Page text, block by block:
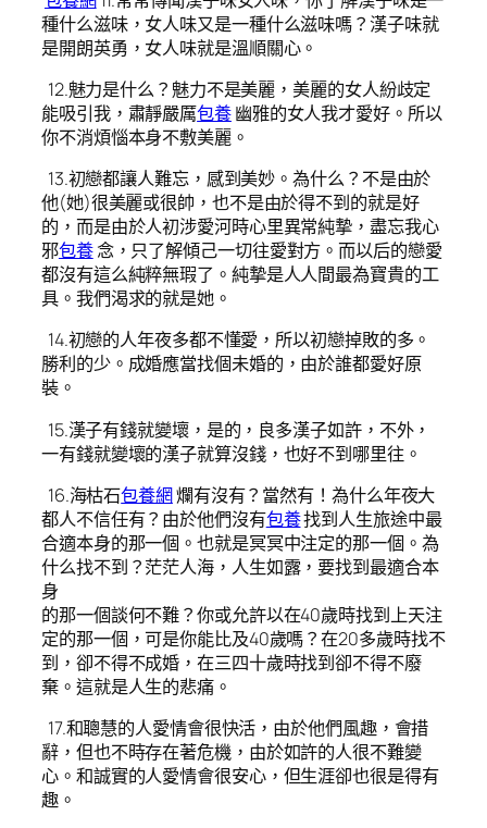
種什么滋味，女人味又是一種什么滋味嗎？漢子味就
是開朗英勇，女人味就是溫順關心。
12.魅力是什么？魅力不是美麗，美麗的女人紛歧定
能吸引我，肅靜嚴厲包養幽雅的女人我才愛好。所以
你不消煩惱本身不敷美麗。
13.初戀都讓人難忘，感到美妙。為什么？不是由於
他(她)很美麗或很帥，也不是由於得不到的就是好
的，而是由於人初涉愛河時心里異常純摯，盡忘我心
邪包養念，只了解傾己一切往愛對方。而以后的戀愛
都沒有這么純粹無瑕了。純摯是人人間最為寶貴的工
具。我們渴求的就是她。
14.初戀的人年夜多都不懂愛，所以初戀掉敗的多。
勝利的少。成婚應當找個未婚的，由於誰都愛好原
裝。
15.漢子有錢就變壞，是的，良多漢子如許，不外，
一有錢就變壞的漢子就算沒錢，也好不到哪里往。
16.海枯石包養網爛有沒有？當然有！為什么年夜大
都人不信任有？由於他們沒有包養找到人生旅途中最
合適本身的那一個。也就是冥冥中注定的那一個。為
什么找不到？茫茫人海，人生如露，要找到最適合本
身
的那一個談何不難？你或允許以在40歲時找到上天注
定的那一個，可是你能比及40歲嗎？在20多歲時找不
到，卻不得不成婚，在三四十歲時找到卻不得不廢
棄。這就是人生的悲痛。
17.和聰慧的人愛情會很快活，由於他們風趣，會措
辭，但也不時存在著危機，由於如許的人很不難變
心。和誠實的人愛情會很安心，但生涯卻也很是得有
趣。